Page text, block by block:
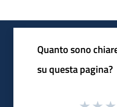
Quanto sono
su questa pagina?